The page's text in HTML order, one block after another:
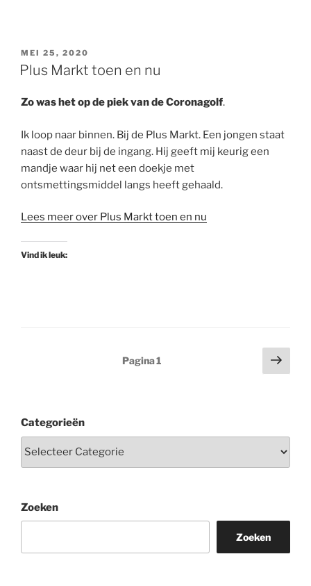
GEPLAATST
OP
MEI 25, 2020
Plus Markt toen en nu
Zo was het op de piek van de Coronagolf.
Ik loop naar binnen. Bij de Plus Markt. Een jongen staat
naast de deur bij de ingang. Hij geeft mij keurig een
mandje waar hij net een doekje met
ontsmettingsmiddel langs heeft gehaald.
Lees meer over Plus Markt toen en nu
Vind ik leuk:
Pagina1
Categorieën
Zoeken
Zoeken